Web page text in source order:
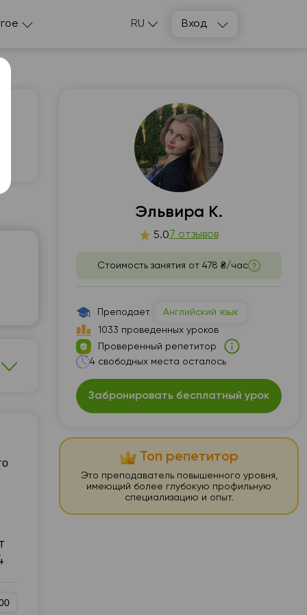
RU Вход
Эльвира К.
5.07 отзывов
Стоимость занятия от 478 ₴/час
Преподает
Английский язык
1033 проведенных уроков
Проверенный репетитор
4 свободных места осталось
Забронировать бесплатный урок
Топ репетитор
Это преподаватель повышенного уровня,
имеющий более глубокую профильную
специализацию и опыт.